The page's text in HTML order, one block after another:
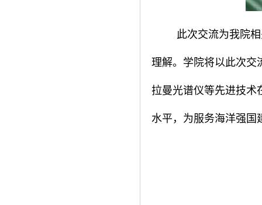
此次交流为我院
理解。学院将以此次交
拉曼光谱仪等先进技术
水平，为服务海洋强国